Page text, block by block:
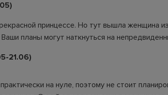
принцессе. Но тут вышла женщина
Ваши планы могут наткнуться на
21.06)
на нуле, поэтому не стоит